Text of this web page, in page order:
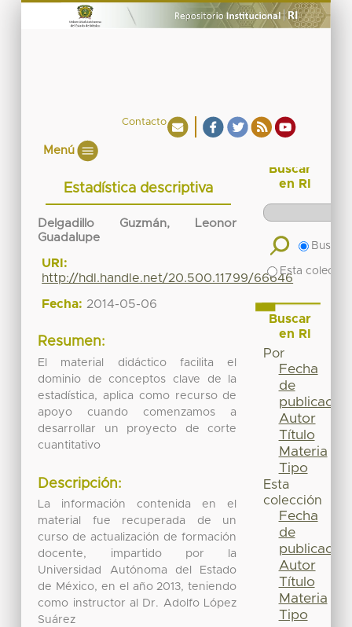
Contacto
Menú
Estadística descriptiva
Delgadillo Guzmán, Leonor
Guadalupe
URI:
http://hdl.handle.net/20.500.11799/66646
Fecha: 2014-05-06
Resumen:
El material didáctico facilita el
dominio de conceptos clave de la
estadística, aplica como recurso de
apoyo cuando comenzamos a
desarrollar un proyecto de corte
cuantitativo
Descripción:
La información contenida en el
material fue recuperada de un
curso de actualización de formación
docente, impartido por la
Universidad Autónoma del Estado
de México, en el año 2013, teniendo
como instructor al Dr. Adolfo López
Suárez
Buscar
en RI
Buscar
Esta
Buscar
en RI
Por
Fecha
de
publicación
Autor
Título
Materia
Tipo
Esta
colección
Fecha
de
publicación
Autor
Título
Materia
Tipo